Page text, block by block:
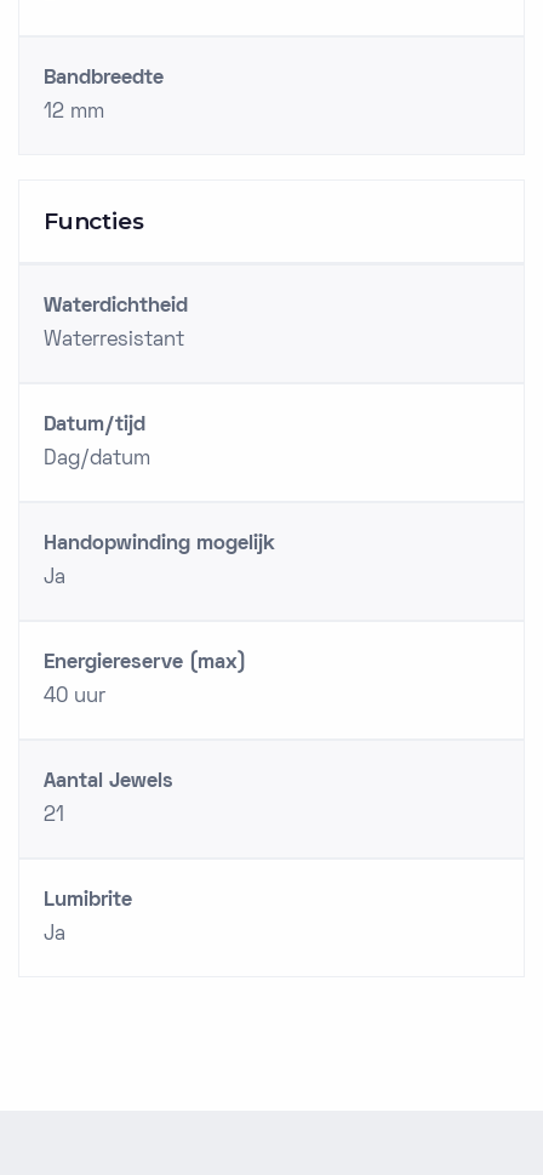
Bandbreedte
12 mm
Functies
Waterdichtheid
Waterresistant
Datum/tijd
Dag/datum
Handopwinding mogelijk
Ja
Energiereserve (max)
40 uur
Aantal Jewels
21
Lumibrite
Ja